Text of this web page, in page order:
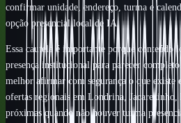
confirmar unidade, endereço, turma e
opção presencial local de IA.
Essa cautela é importante porque conteúdo
presença institucional para parecer
melhor afirmar com segurança o que
ofertas regionais em Londrina, Jacarezinho,
próximas quando não houver turma